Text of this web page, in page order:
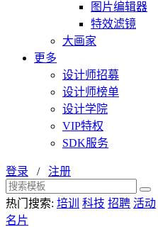
图片编辑器
特效滤镜
大画家
更多
设计师招募
设计师榜单
设计学院
VIP特权
SDK服务
登录 / 注册
热门搜索: 培训 科技 招聘 活动
名片